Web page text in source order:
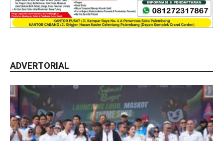
ADVERTORIAL